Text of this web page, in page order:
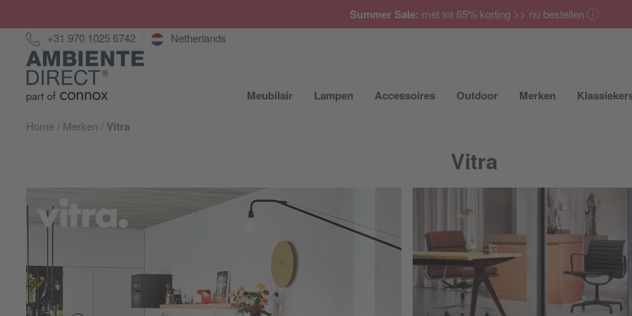
Summer Sale: met tot 65% korting >> nu bestellen
Hotline:
+31 970 1025 6742 Netherlands
Home
Meubilair Submenu van Meubilair uit- of inklappen
Lampen Submenu van Lampen uit- of inklappen
Accessoires Submenu van Accessoires uit- of
Outdoor Submenu van Outdoor
Merken Submenu
Home Merken Vitra
Vitra